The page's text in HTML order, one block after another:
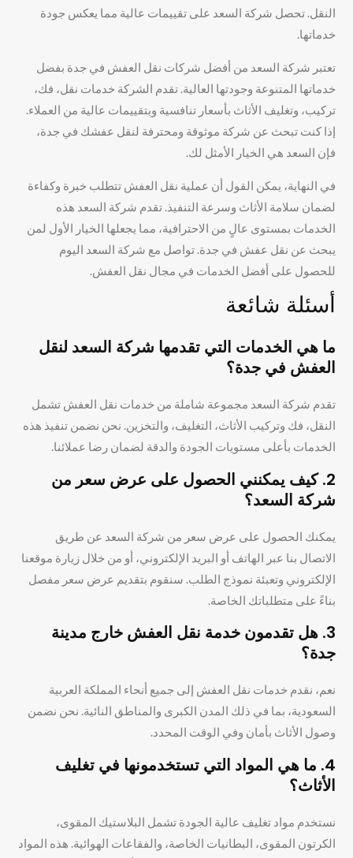
النقل. تحصل شركة السعد على تقييمات عالية مما يعكس جودة
خدماتها.
تعتبر شركة السعد من أفضل شركات نقل العفش في جدة بفضل
خدماتها المتنوعة وجودتها العالية. تقدم الشركة خدمات نقل، فك،
تركيب، وتغليف الأثاث بأسعار تنافسية وبتقييمات عالية من العملاء.
إذا كنت تبحث عن شركة موثوقة ومحترفة لنقل عفشك في جدة،
فإن السعد هي الخيار الأمثل لك.
في النهاية، يمكن القول أن عملية نقل العفش تتطلب خبرة وكفاءة
لضمان سلامة الأثاث وسرعة التنفيذ. تقدم شركة السعد هذه
الخدمات بمستوى عالٍ من الاحترافية، مما يجعلها الخيار الأول لمن
يبحث عن نقل عفش في جدة. تواصل مع شركة السعد اليوم
للحصول على أفضل الخدمات في مجال نقل العفش.
أسئلة شائعة
ما هي الخدمات التي تقدمها شركة السعد لنقل
العفش في جدة؟
تقدم شركة السعد مجموعة شاملة من خدمات نقل العفش تشمل
النقل، فك وتركيب الأثاث، التغليف، والتخزين. نحن نضمن تنفيذ هذه
الخدمات بأعلى مستويات الجودة والدقة لضمان رضا عملائنا.
2. كيف يمكنني الحصول على عرض سعر من
شركة السعد؟
يمكنك الحصول على عرض سعر من شركة السعد عن طريق
الاتصال بنا عبر الهاتف أو البريد الإلكتروني، أو من خلال زيارة موقعنا
الإلكتروني وتعبئة نموذج الطلب. سنقوم بتقديم عرض سعر مفصل
بناءً على متطلباتك الخاصة.
3. هل تقدمون خدمة نقل العفش خارج مدينة
جدة؟
نعم، نقدم خدمات نقل العفش إلى جميع أنحاء المملكة العربية
السعودية، بما في ذلك المدن الكبرى والمناطق النائية. نحن نضمن
وصول الأثاث بأمان وفي الوقت المحدد.
4. ما هي المواد التي تستخدمونها في تغليف
الأثاث؟
نستخدم مواد تغليف عالية الجودة تشمل البلاستيك المقوى،
الكرتون المقوى، البطانيات الخاصة، والفقاعات الهوائية. هذه المواد